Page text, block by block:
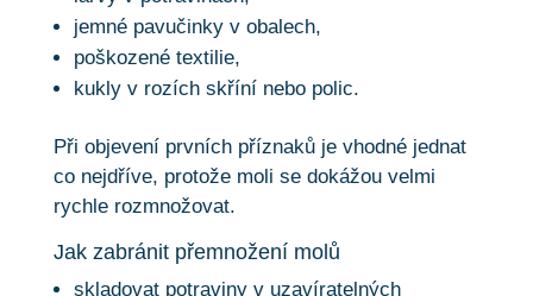
jemné pavučinky v obalech,
poškozené textilie,
kukly v rozích skříní nebo polic.
Při objevení prvních příznaků je vhodné jednat
co nejdříve, protože moli se dokážou velmi
rychle rozmnožovat.
Jak zabránit přemnožení molů
skladovat potraviny v uzavíratelných